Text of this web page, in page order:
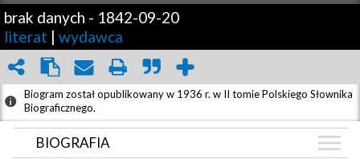
brak danych - 1842-09-20
literat | wydawca
Biogram został opublikowany w 1936 r. w II tomie Polskiego Słownika
Biograficznego.
BIOGRAFIA